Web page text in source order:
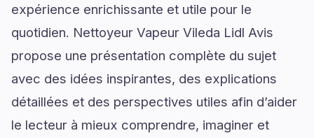
expérience enrichissante et utile pour le
quotidien. Nettoyeur Vapeur Vileda Lidl Avis
propose une présentation complète du sujet
avec des idées inspirantes, des explications
détaillées et des perspectives utiles afin d’aider
le lecteur à mieux comprendre, imaginer et